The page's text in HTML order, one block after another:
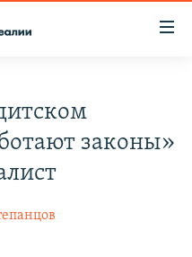
СОПРОТИВЛЕНИЯ
законы»